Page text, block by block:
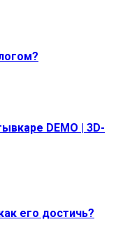
DEMO | 3D-
его достичь?